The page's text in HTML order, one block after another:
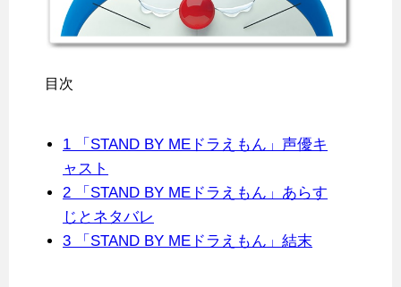
目次
1 「STAND BY MEドラえもん」声優キ
ャスト
2 「STAND BY MEドラえもん」あらす
じとネタバレ
3 「STAND BY MEドラえもん」結末